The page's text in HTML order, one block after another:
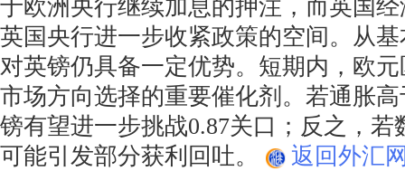
于欧洲央行继续加息的押注，而英国
英国央行进一步收紧政策的空间。从
对英镑仍具备一定优势。短期内，欧
市场方向选择的重要催化剂。若通胀
镑有望进一步挑战0.87关口；反之，若
可能引发部分获利回吐。
返回外汇